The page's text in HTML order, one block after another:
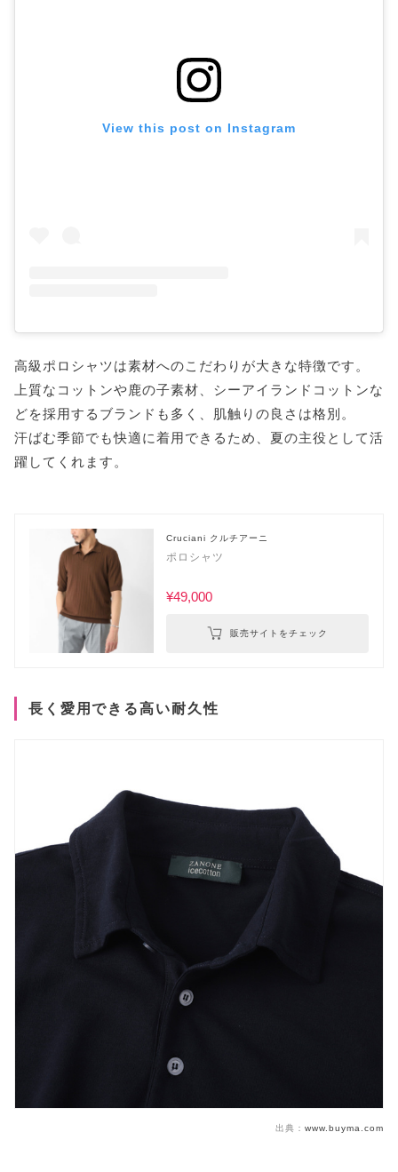
View this post on Instagram
高級ポロシャツは素材へのこだわりが大きな特徴です。
上質なコットンや鹿の子素材、シーアイランドコットンな
どを採用するブランドも多く、肌触りの良さは格別。
汗ばむ季節でも快適に着用できるため、夏の主役として活
躍してくれます。
Cruciani クルチアーニ
ポロシャツ
¥49,000
販売サイトをチェック
長く愛用できる高い耐久性
出典： www.buyma.com